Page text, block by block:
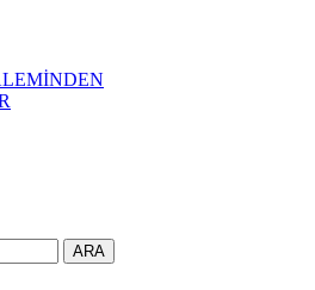
ARA